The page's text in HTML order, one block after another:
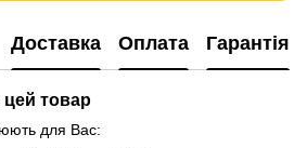
Доставка Оплата Гарантія
цей товар
для Вас: